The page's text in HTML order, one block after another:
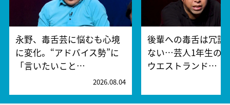
永野、毒舌芸に悩むも心境
に変化。“アドバイス勢”に
「言いたいこと…
2026.08.04
後輩への毒舌は冗談
ない…芸人1年生の“
ウエストランド…